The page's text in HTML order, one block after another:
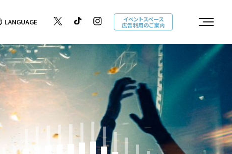
LANGUAGE イベントスペース
広告利用のご案内